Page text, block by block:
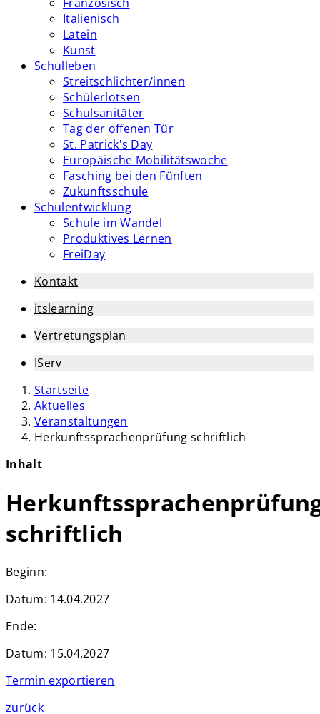
Italienisch
Latein
Kunst
Schulleben
Streitschlichter/innen
Schülerlotsen
Schulsanitäter
Tag der offenen Tür
St. Patrick's Day
Europäische Mobilitätswoche
Fasching bei den Fünften
Zukunftsschule
Schulentwicklung
Schule im Wandel
Produktives Lernen
FreiDay
Kontakt
itslearning
Vertretungsplan
IServ
Startseite
Aktuelles
Veranstaltungen
Herkunftssprachenprüfung schriftlich
Inhalt
schriftlich
Beginn:
Datum: 14.04.2027
Ende:
Datum: 15.04.2027
Termin exportieren
zurück